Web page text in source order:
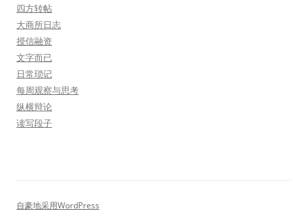
四方转帖
大商所日志
授信融资
文字而已
日常琐记
每周观察与思考
纵横辩论
读写段子
自豪地采用WordPress